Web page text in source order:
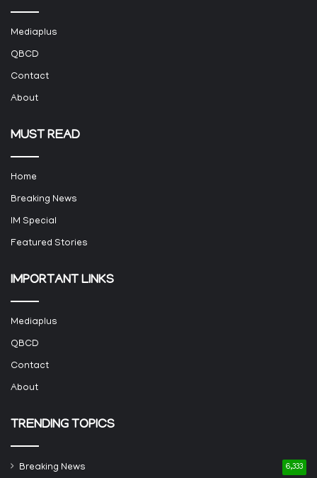
Mediaplus
QBCD
Contact
About
MUST READ
Home
Breaking News
IM Special
Featured Stories
IMPORTANT LINKS
Mediaplus
QBCD
Contact
About
TRENDING TOPICS
Breaking News 6,333